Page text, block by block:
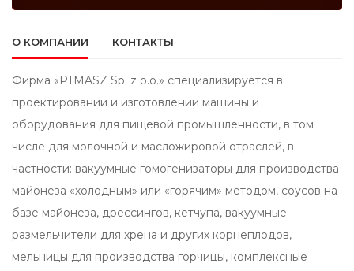
О КОМПАНИИ КОНТАКТЫ
Фирма «PTMASZ Sp. z o.o.» специализируется в
проектировании и изготовлении машины и
оборудования для пищевой промышленности, в том
числе для молочной и масложировой отраслей, в
частности: вакуумные гомогенизаторы для производства
майонеза «холодным» или «горячим» методом, соусов на
базе майонеза, дрессингов, кетчупа, вакуумные
размельчители для хрена и других корнеплодов,
мельницы для производства горчицы, комплексные